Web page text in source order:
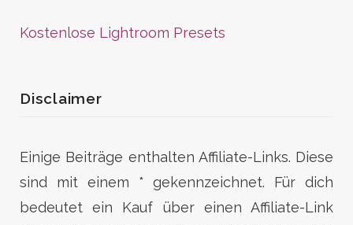
Kostenlose Lightroom Presets
Disclaimer
Einige Beiträge enthalten Affiliate-Links. Diese
sind mit einem * gekennzeichnet. Für dich
bedeutet ein Kauf über einen Affiliate-Link